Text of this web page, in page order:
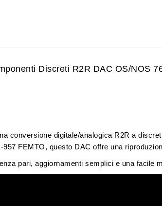
Discreti R2R DAC OS/NOS
conversione digitale/analogica R2R a
957 FEMTO, questo DAC offre una
pari, aggiornamenti semplici e una facile